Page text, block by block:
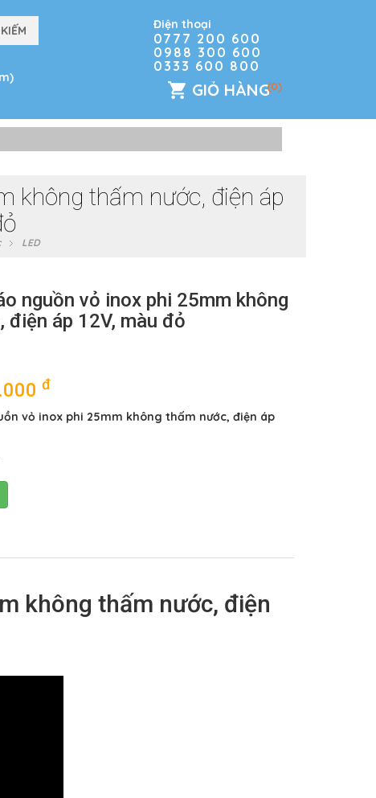
Điện thoại
0777 200 600
0988 300 600
0333 600 800
GIỎ HÀNG(0)
không thấm nước, điện áp
LED
nguồn vỏ inox phi 25mm không
điện áp 12V, màu đỏ
đ
vỏ inox phi 25mm không thấm nước, điện áp
không thấm nước, điện